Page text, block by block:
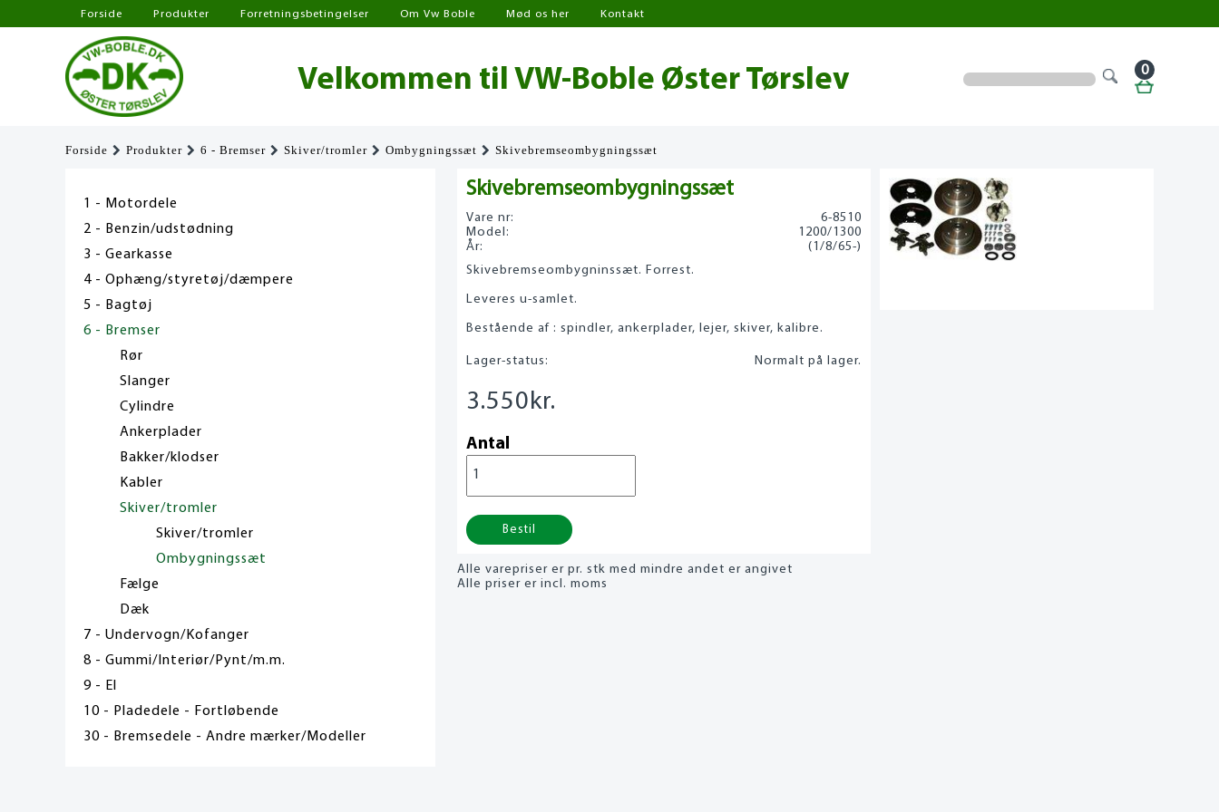
Forside Produkter Forretningsbetingelser Om Vw Boble Mød os her Kontakt
Velkommen til VW-Boble Øster Tørslev 0
Forside Produkter 6 - Bremser Skiver/tromler Ombygningssæt Skivebremseombygningssæt
1 - Motordele
2 - Benzin/udstødning
3 - Gearkasse
4 - Ophæng/styretøj/dæmpere
5 - Bagtøj
6 - Bremser
Rør
Slanger
Cylindre
Ankerplader
Bakker/klodser
Kabler
Skiver/tromler
Skiver/tromler
Ombygningssæt
Fælge
Dæk
7 - Undervogn/Kofanger
8 - Gummi/Interiør/Pynt/m.m.
9 - El
10 - Pladedele - Fortløbende
30 - Bremsedele - Andre mærker/Modeller
Skivebremseombygningssæt
Vare nr:
6-8510
Model:
1200/1300
År:
(1/8/65-)
Skivebremseombygninssæt. Forrest.
Leveres u-samlet.
Bestående af : spindler, ankerplader, lejer, skiver, kalibre.
Lager-status: Normalt på lager.
3.550 kr.
Antal
Bestil
Alle varepriser er pr. stk med mindre andet er angivet
Alle priser er incl. moms